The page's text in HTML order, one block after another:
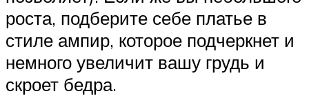
роста, подберите себе платье в
стиле ампир, которое подчеркнет и
немного увеличит вашу грудь и
скроет бедра.